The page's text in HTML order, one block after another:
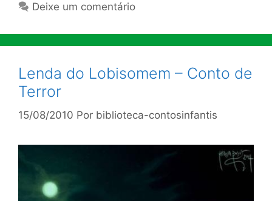
Deixe um comentário
Lenda do Lobisomem – Conto de
Terror
15/08/2010 Por biblioteca-contosinfantis